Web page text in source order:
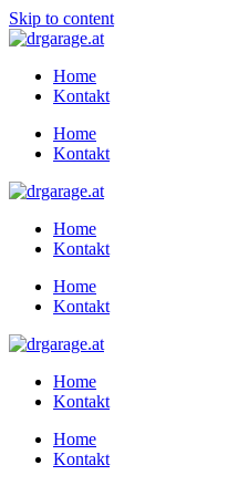
Skip to content
Home
Kontakt
Home
Kontakt
Home
Kontakt
Home
Kontakt
Home
Kontakt
Home
Kontakt